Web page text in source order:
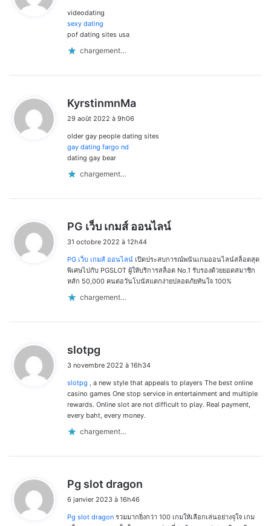
videodating
sexy dating
pof dating sites usa
chargement…
KyrstinmnMa
29 août 2022 à 9h06
older gay people dating sites
gay dating fargo nd
dating gay bear
chargement…
PG เว็บ เกมส์ ออนไลน์d
:
31 octobre 2022 à 12h44
PG เว็บ เกมส์ ออนไลน์ เปิดประสบการณ์พนันเกมออนไลน์สล็อตสุด
พิเศษไปกับ PGSLOT ผู้ให้บริการสล็อต No.1 รับรองด้วยยอดสมาชิก
หลัก 50,000 คนต่อวันโบนัสแตกง่ายปลอดภัยทันใจ 100%
chargement…
slotpg
t
:
3 novembre 2022 à 16h34
slotpg , a new style that appeals to players The best online
casino games One stop service in entertainment and multiple
rewards. Online slot are not difficult to play. Real payment,
every baht, every money.
chargement…
Pg slot dragon
6 janvier 2023 à 16h46
Pg slot dragon รวมมากยิ่งกว่า 100 เกมให้เลือกเล่นอย่างจุใจ เกม